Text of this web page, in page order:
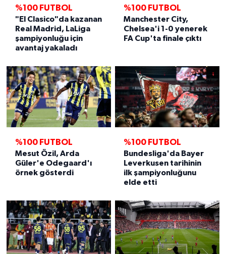
%100 FUTBOL
"El Clasico"da kazanan
Real Madrid, LaLiga
şampiyonluğu için
avantaj yakaladı
%100 FUTBOL
Manchester City,
Chelsea'i 1-0 yenerek
FA Cup'ta finale çıktı
%100 FUTBOL
Mesut Özil, Arda
Güler'e Odegaard'ı
örnek gösterdi
%100 FUTBOL
Bundesliga'da Bayer
Leverkusen tarihinin
ilk şampiyonluğunu
elde etti